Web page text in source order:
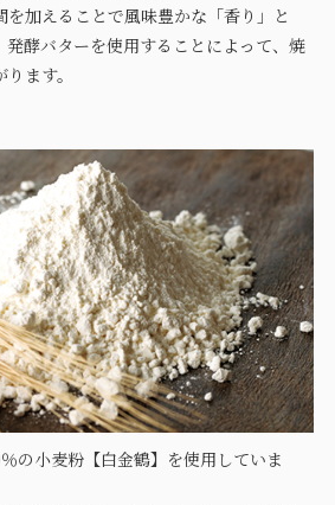
加えることで風味豊かな「香り」と
発酵バターを使用することによって、焼
ます。
の小麦粉【白金鶴】を使用していま